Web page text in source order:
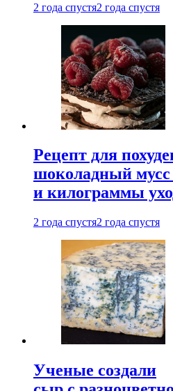
2 года спустя2 года спустя
Рецепт для
шоколадный
и килограммы
2 года спустя2 года спустя
Ученые создали